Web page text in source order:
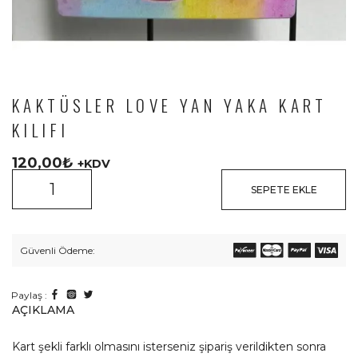
KAKTÜSLER LOVE YAN YAKA KART
KILIFI
120,00₺ +KDV
SEPETE EKLE
Güvenli Ödeme:
Paylaş :
AÇIKLAMA
Kart şekli farklı olmasını isterseniz şipariş verildikten sonra